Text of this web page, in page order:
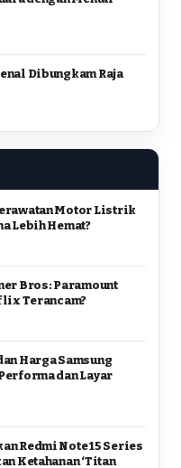
Dibungkam Raja
Motor Listrik
Lebih Hemat?
Bros: Paramount
Terancam?
Harga Samsung
dan Layar
Redmi Note 15 Series
Ketahanan ‘Titan